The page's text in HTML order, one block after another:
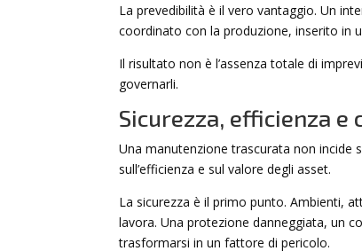
La prevedibilità è il vero vantaggio. Un
coordinato con la produzione, inserito in
Il risultato non è l’assenza totale di
governarli.
Sicurezza, efficienza
Una manutenzione trascurata non incide
sull’efficienza e sul valore degli asset.
La sicurezza è il primo punto. Ambienti,
lavora. Una protezione danneggiata, un
trasformarsi in un fattore di pericolo.